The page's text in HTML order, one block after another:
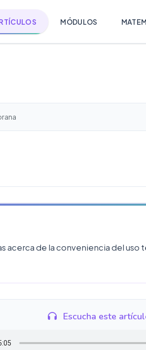
MÓDULOS
acerca de la conveniencia del
Escucha este